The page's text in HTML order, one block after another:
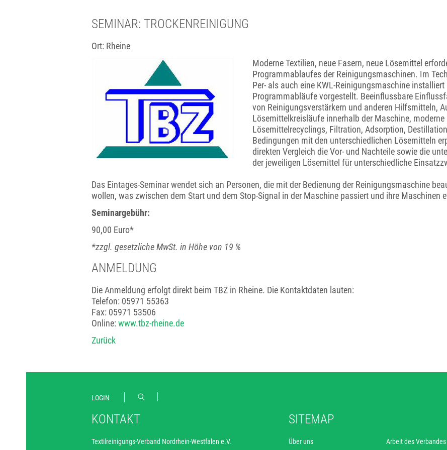
SEMINAR: TROCKENREINIGUNG
Ort: Rheine
Moderne Textilien, neue Fasern, neue Lösemittel
Programmablaufes der Reinigungsmaschinen. Im
Per- als auch eine KWL-Reinigungsmaschine
Programmabläufe vorgestellt. Beeinflussbare
von Reinigungsverstärkern und anderen Hilfsmitteln,
Lösemittelkreisläufe innerhalb der Maschine,
Lösemittelrecyclings, Filtration, Adsorption,
Bedingungen mit den unterschiedlichen Lösemitteln
direkten Vergleich die Vor- und Nachteile sowie die
der jeweiligen Lösemittel für unterschiedliche
Das Eintages-Seminar wendet sich an Personen, die mit der Bedienung der Reinigungsmaschine
wollen, was zwischen dem Start und dem Stop-Signal in der Maschine passiert und ihre Maschinen
Seminargebühr:
90,00 Euro*
*zzgl. gesetzliche MwSt. in Höhe von 19 %
ANMELDUNG
Die Anmeldung erfolgt direkt beim TBZ in Rheine. Die Kontaktdaten lauten:
Telefon: 05971 55363
Fax: 05971 53506
Online: www.tbz-rheine.de
Zurück
LOGIN
KONTAKT
Textilreinigungs-Verband Nordrhein-Westfalen e.V.
SITEMAP
Über uns Arbeit des Verbandes